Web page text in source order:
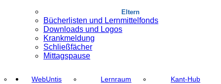
Eltern
Bücherlisten und Lernmittelfonds
Downloads und Logos
Krankmeldung
Schließfächer
Mittagspause
WebUntis Lernraum Kant-Hub